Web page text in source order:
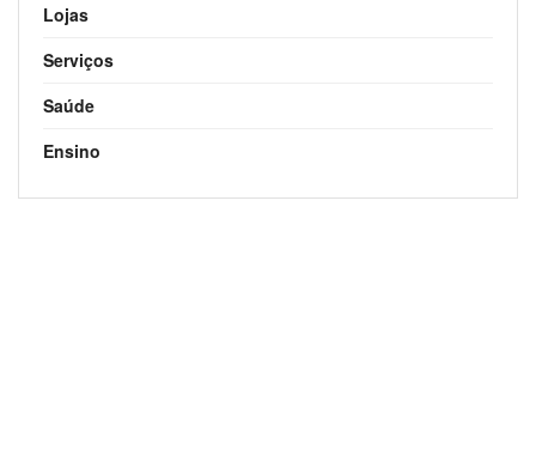
Lojas
Serviços
Saúde
Ensino